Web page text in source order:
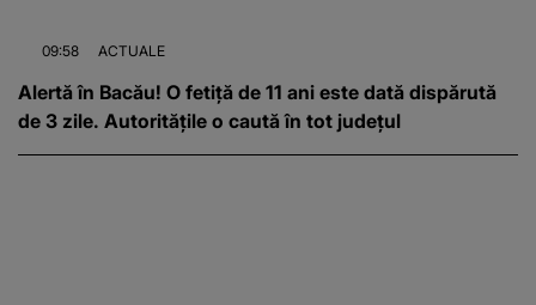
09:58 ACTUALE
Alertă în Bacău! O fetiță de 11 ani este dată dispărută
de 3 zile. Autoritățile o caută în tot județul